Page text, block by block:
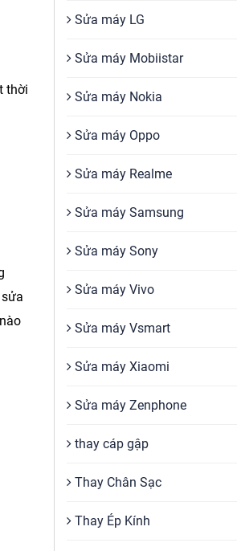
thời
Sửa máy LG
Sửa máy Mobiistar
Sửa máy Nokia
Sửa máy Oppo
Sửa máy Realme
Sửa máy Samsung
Sửa máy Sony
Sửa máy Vivo
Sửa máy Vsmart
Sửa máy Xiaomi
Sửa máy Zenphone
thay cáp gập
Thay Chân Sạc
Thay Ép Kính